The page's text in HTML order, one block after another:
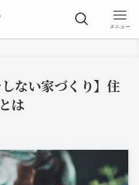
メニュー
しない家づくり】住
は